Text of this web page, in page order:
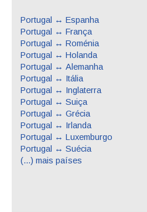
Portugal ↔ Espanha
Portugal ↔ França
Portugal ↔ Roménia
Portugal ↔ Holanda
Portugal ↔ Alemanha
Portugal ↔ Itália
Portugal ↔ Inglaterra
Portugal ↔ Suiça
Portugal ↔ Grécia
Portugal ↔ Irlanda
Portugal ↔ Luxemburgo
Portugal ↔ Suécia
(...) mais países